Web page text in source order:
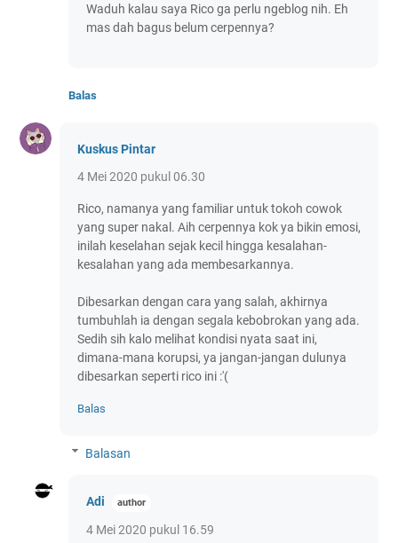
Waduh kalau saya Rico ga perlu ngeblog nih. Eh
mas dah bagus belum cerpennya?
Balas
Kuskus Pintar
4 Mei 2020 pukul 06.30
Rico, namanya yang familiar untuk tokoh cowok
yang super nakal. Aih cerpennya kok ya bikin emosi,
inilah keselahan sejak kecil hingga kesalahan-
kesalahan yang ada membesarkannya.
Dibesarkan dengan cara yang salah, akhirnya
tumbuhlah ia dengan segala kebobrokan yang ada.
Sedih sih kalo melihat kondisi nyata saat ini,
dimana-mana korupsi, ya jangan-jangan dulunya
dibesarkan seperti rico ini :'(
Balas
Balasan
Adi
4 Mei 2020 pukul 16.59